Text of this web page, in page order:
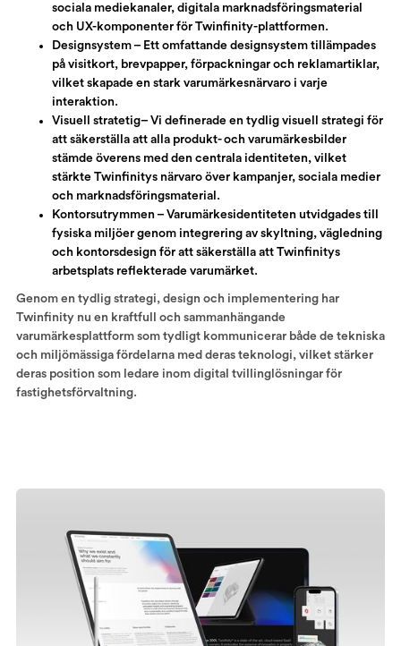
sociala mediekanaler, digitala marknadsföringsmaterial
och UX-komponenter för Twinfinity-plattformen.
Designsystem – Ett omfattande designsystem tillämpades
på visitkort, brevpapper, förpackningar och reklamartiklar,
vilket skapade en stark varumärkesnärvaro i varje
interaktion.
Visuell stratetig– Vi definerade en tydlig visuell strategi för
att säkerställa att alla produkt- och varumärkesbilder
stämde överens med den centrala identiteten, vilket
stärkte Twinfinitys närvaro över kampanjer, sociala medier
och marknadsföringsmaterial.
Kontorsutrymmen – Varumärkesidentiteten utvidgades till
fysiska miljöer genom integrering av skyltning, vägledning
och kontorsdesign för att säkerställa att Twinfinitys
arbetsplats reflekterade varumärket.
Genom en tydlig strategi, design och implementering har
Twinfinity nu en kraftfull och sammanhängande
varumärkesplattform som tydligt kommunicerar både de tekniska
och miljömässiga fördelarna med deras teknologi, vilket stärker
deras position som ledare inom digital tvillinglösningar för
fastighetsförvaltning.